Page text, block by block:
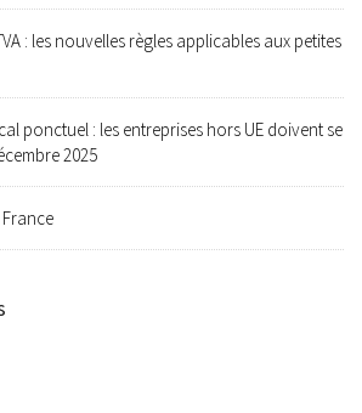
: les nouvelles règles applicables aux petites
ponctuel : les entreprises hors UE doivent se
2025